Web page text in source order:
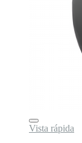
Vista rápida